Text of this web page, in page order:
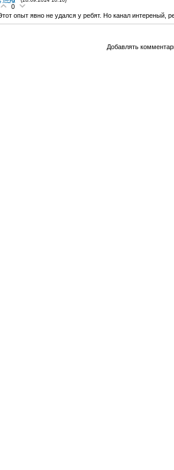
0
опыт явно не удался у ребят. Но канал интереный,
Добавлять